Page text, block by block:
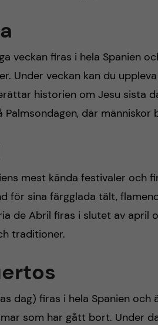
veckan firas i hela Spanien
Under veckan kan du
historien om Jesu sista
där
mest kända festivaler och
för sina färgglada tält,
de Abril firas i slutet av
traditioner.
dag) firas i hela Spanien och
som har gått bort. Under